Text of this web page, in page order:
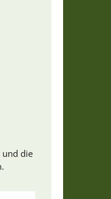
und die